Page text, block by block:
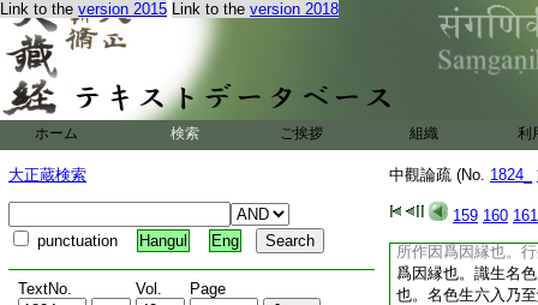
Link to the version 2015 Link to the version 2018
ホーム 検索 ご挨拶 組織 利
大正蔵検索
punctuation Hangul Eng
TextNo. Vol. Page
中觀論疏 (No. 1824_
159 160 161
相欲明相差別各功
總明過患。合之爲
今此一切衆生一切
一切皆有。如薄拘
一切有不立支也。
具幾耶。答今且就
二既是前後復相生
非是十二之因縁也
無明若生不善身口
所作因爲因縁也。
爲因縁也。識生名
也。名色生六入乃